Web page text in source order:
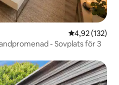
4,92 av 5 i
4,92 (132)
- Sovplats för 3